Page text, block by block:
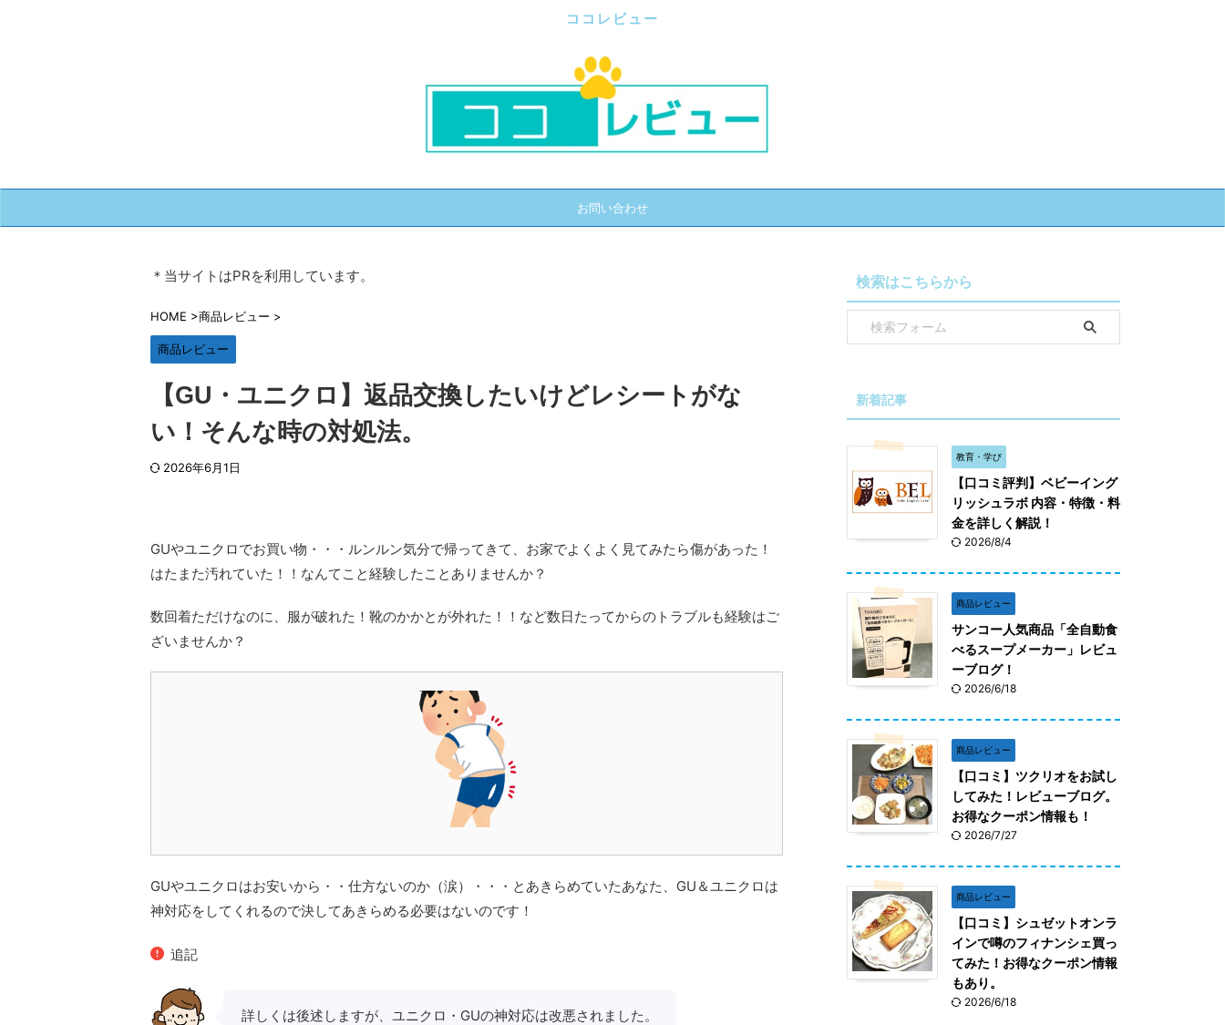
ココレビュー
お問い合わせ
＊当サイトはPRを利用しています。
HOME >商品レビュー >
商品レビュー
【GU・ユニクロ】返品交換したいけどレシートがな
い！そんな時の対処法。
2026年6月1日
GUやユニクロでお買い物・・・ルンルン気分で帰ってきて、お家でよくよく見てみたら傷があった！
はたまた汚れていた！！なんてこと経験したことありませんか？
数回着ただけなのに、服が破れた！靴のかかとが外れた！！など数日たってからのトラブルも経験はご
ざいませんか？
GUやユニクロはお安いから・・仕方ないのか（涙）・・・とあきらめていたあなた、GU＆ユニクロは
神対応をしてくれるので決してあきらめる必要はないのです！
追記
詳しくは後述しますが、ユニクロ・GUの神対応は改悪されました。
検索はこちらから
新着記事
教育・学び
【口コミ評判】ベビーイング
リッシュラボ 内容・特徴・料
金を詳しく解説！
2026/8/4
商品レビュー
サンコー人気商品「全自動食
べるスープメーカー」レビュ
ーブログ！
2026/6/18
商品レビュー
【口コミ】ツクリオをお試し
してみた！レビューブログ。
お得なクーポン情報も！
2026/7/27
商品レビュー
【口コミ】シュゼットオンラ
インで噂のフィナンシェ買っ
てみた！お得なクーポン情報
もあり。
2026/6/18